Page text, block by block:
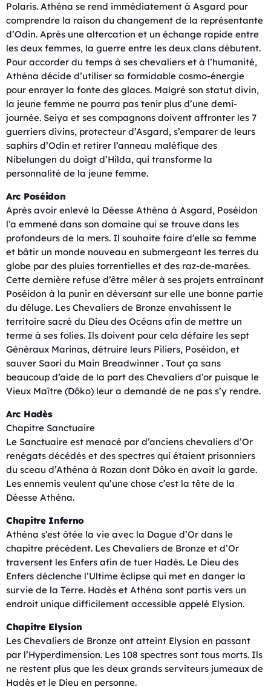
Polaris. Athéna se rend immédiatement à Asgard pour
comprendre la raison du changement de la représentante
d’Odin. Après une altercation et un échange rapide entre
les deux femmes, la guerre entre les deux clans débutent.
Pour accorder du temps à ses chevaliers et à l’humanité,
Athéna décide d’utiliser sa formidable cosmo-énergie
pour enrayer la fonte des glaces. Malgré son statut divin,
la jeune femme ne pourra pas tenir plus d’une demi-
journée. Seiya et ses compagnons doivent affronter les 7
guerriers divins, protecteur d’Asgard, s’emparer de leurs
saphirs d’Odin et retirer l’anneau maléfique des
Nibelungen du doigt d’Hilda, qui transforme la
personnalité de la jeune femme.
Arc Poséidon
Après avoir enlevé la Déesse Athéna à Asgard, Poséidon
l’a emmené dans son domaine qui se trouve dans les
profondeurs de la mers. Il souhaite faire d’elle sa femme
et bâtir un monde nouveau en submergeant les terres du
globe par des pluies torrentielles et des raz-de-marées.
Cette dernière refuse d’être mêler à ses projets entraînant
Poséidon à la punir en déversant sur elle une bonne partie
du déluge. Les Chevaliers de Bronze envahissent le
territoire sacré du Dieu des Océans afin de mettre un
terme à ses folies. Ils doivent pour cela défaire les sept
Généraux Marinas, détruire leurs Piliers, Poséidon, et
sauver Saori du Main Breadwinner . Tout ça sans
beaucoup d’aide de la part des Chevaliers d’or puisque le
Vieux Maître (Dôko) leur a demandé de ne pas s’y rendre.
Arc Hadès
Chapitre Sanctuaire
Le Sanctuaire est menacé par d’anciens chevaliers d’Or
renégats décédés et des spectres qui étaient prisonniers
du sceau d’Athéna à Rozan dont Dôko en avait la garde.
Les ennemis veulent qu’une chose c’est la tête de la
Déesse Athéna.
Chapitre Inferno
Athéna s’est ôtée la vie avec la Dague d’Or dans le
chapitre précédent. Les Chevaliers de Bronze et d’Or
traversent les Enfers afin de tuer Hadès. Le Dieu des
Enfers déclenche l’Ultime éclipse qui met en danger la
survie de la Terre. Hadès et Athéna sont partis vers un
endroit unique difficilement accessible appelé Elysion.
Chapitre Elysion
Les Chevaliers de Bronze ont atteint Elysion en passant
par l’Hyperdimension. Les 108 spectres sont tous morts. Ils
ne restent plus que les deux grands serviteurs jumeaux de
Hadès et le Dieu en personne.